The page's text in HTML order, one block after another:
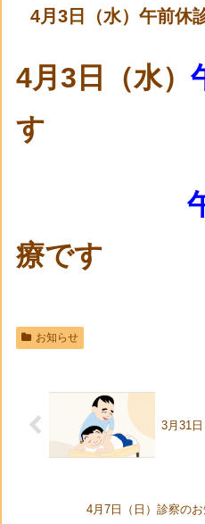
4月3日（水）午前休
4月3日（水）
す
療です
お知らせ
3月31
4月7日（日）診察の